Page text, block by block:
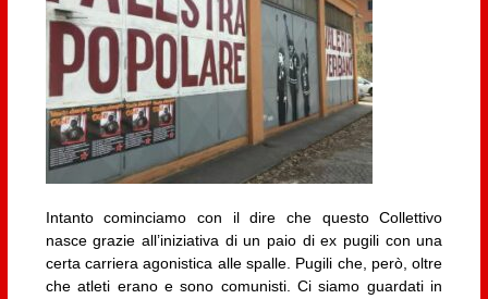
Intanto cominciamo con il dire che questo Collettivo
nasce grazie all’iniziativa di un paio di ex pugili con una
certa carriera agonistica alle spalle. Pugili che, però, oltre
che atleti erano e sono comunisti. Ci siamo guardati in